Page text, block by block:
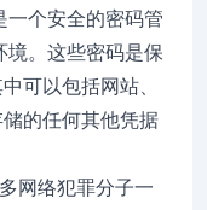
一个安全的密码管
境。这些密码是保
可以包括网站、
的任何其他凭据
网络犯罪分子一